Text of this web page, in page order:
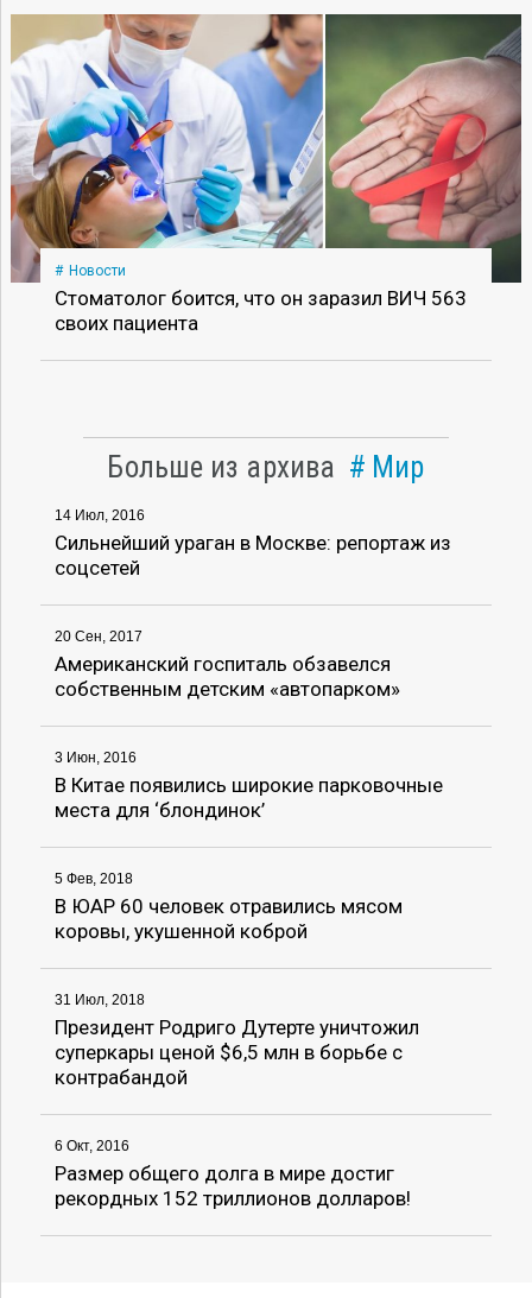
Новости
Стоматолог боится, что он заразил ВИЧ 563
своих пациента
Больше из архива Мир
14 Июл, 2016
Сильнейший ураган в Москве: репортаж из
соцсетей
20 Сен, 2017
Американский госпиталь обзавелся
собственным детским «автопарком»
3 Июн, 2016
В Китае появились широкие парковочные
места для ‘блондинок’
5 Фев, 2018
В ЮАР 60 человек отравились мясом
коровы, укушенной коброй
31 Июл, 2018
Президент Родриго Дутерте уничтожил
суперкары ценой $6,5 млн в борьбе с
контрабандой
6 Окт, 2016
Размер общего долга в мире достиг
рекордных 152 триллионов долларов!